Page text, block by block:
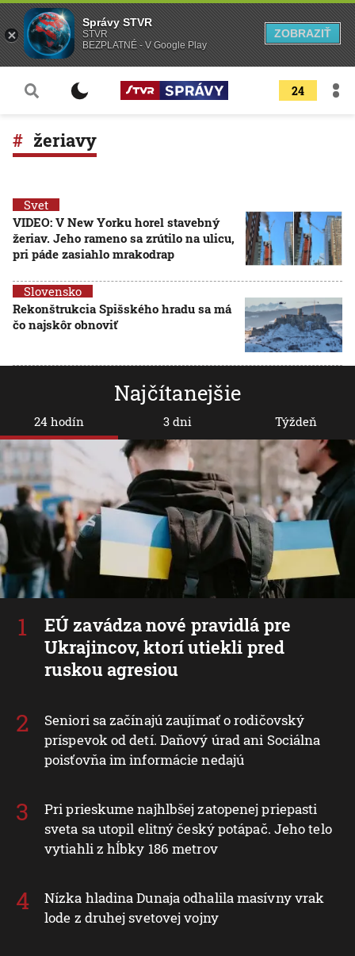
24
žeriavy
Svet
VIDEO: V New Yorku horel stavebný
žeriav. Jeho rameno sa zrútilo na ulicu,
pri páde zasiahlo mrakodrap
Slovensko
Rekonštrukcia Spišského hradu sa má
čo najskôr obnoviť
Najčítanejšie
24 hodín
EÚ zavádza nové pravidlá pre
Ukrajincov, ktorí utiekli pred
ruskou agresiou
Seniori sa začínajú zaujímať o rodičovský
príspevok od detí. Daňový úrad ani Sociálna
poisťovňa im informácie nedajú
Pri prieskume najhlbšej zatopenej priepasti
sveta sa utopil elitný český potápač. Jeho telo
vytiahli z hĺbky 186 metrov
Nízka hladina Dunaja odhalila masívny vrak
lode z druhej svetovej vojny
3 dni Týždeň
Správy STVR
STVR
BEZPLATNÉ - V Google Play
ZOBRAZIŤ